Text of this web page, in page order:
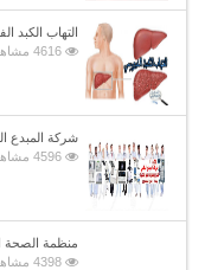
التهاب الكبد
4616 مشاهدات
شركة المبدع
4596 مشاهدات
منظمة الصحة
4398 مشاهدات